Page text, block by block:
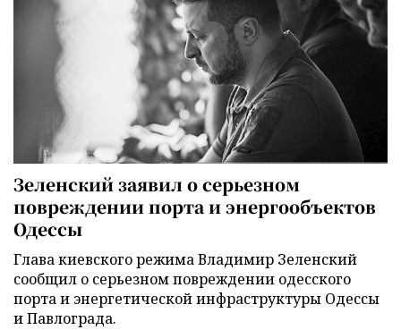
Зеленский заявил о серьезном
повреждении порта и энергообъектов
Одессы
Глава киевского режима Владимир Зеленский
сообщил о серьезном повреждении одесского
порта и энергетической инфраструктуры Одессы
и Павлограда.